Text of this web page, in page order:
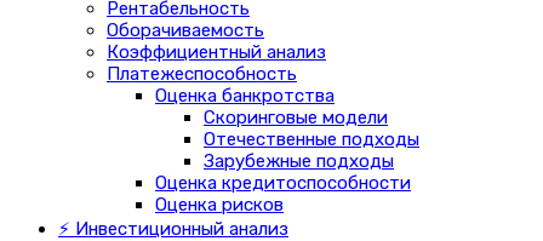
Рентабельность
Оборачиваемость
Коэффициентный анализ
Платежеспособность
Оценка банкротства
Скоринговые модели
Отечественные подходы
Зарубежные подходы
Оценка кредитоспособности
Оценка рисков
⚡ Инвестиционный анализ